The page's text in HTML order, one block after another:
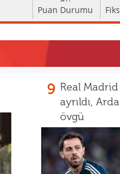
Puan Durumu
9 Real
ayrıldı,
övgü